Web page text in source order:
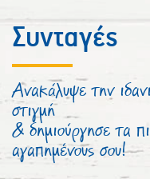
Συνταγές
Ανακάλυψε την
στιγμή
& δημιούργησε τα
αγαπημένους σου!